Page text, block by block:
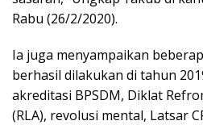
Rabu (26/2/2020).
Ia juga menyampaikan
berhasil dilakukan di tahun
akreditasi BPSDM, Diklat
(RLA), revolusi mental, Latsar